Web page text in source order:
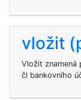
vložit
Vložit znamená
či bankovního